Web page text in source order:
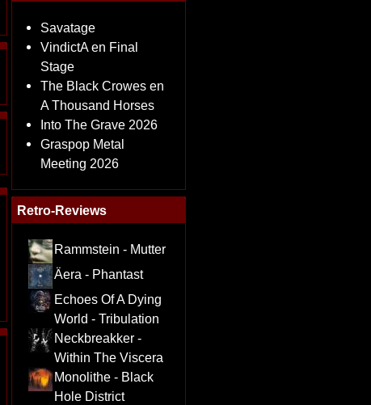
Savatage
VindictA en Final
Stage
The Black Crowes en
A Thousand Horses
Into The Grave 2026
Graspop Metal
Meeting 2026
Retro-Reviews
Rammstein - Mutter
Äera - Phantast
Echoes Of A Dying
World - Tribulation
Neckbreakker -
Within The Viscera
Monolithe - Black
Hole District